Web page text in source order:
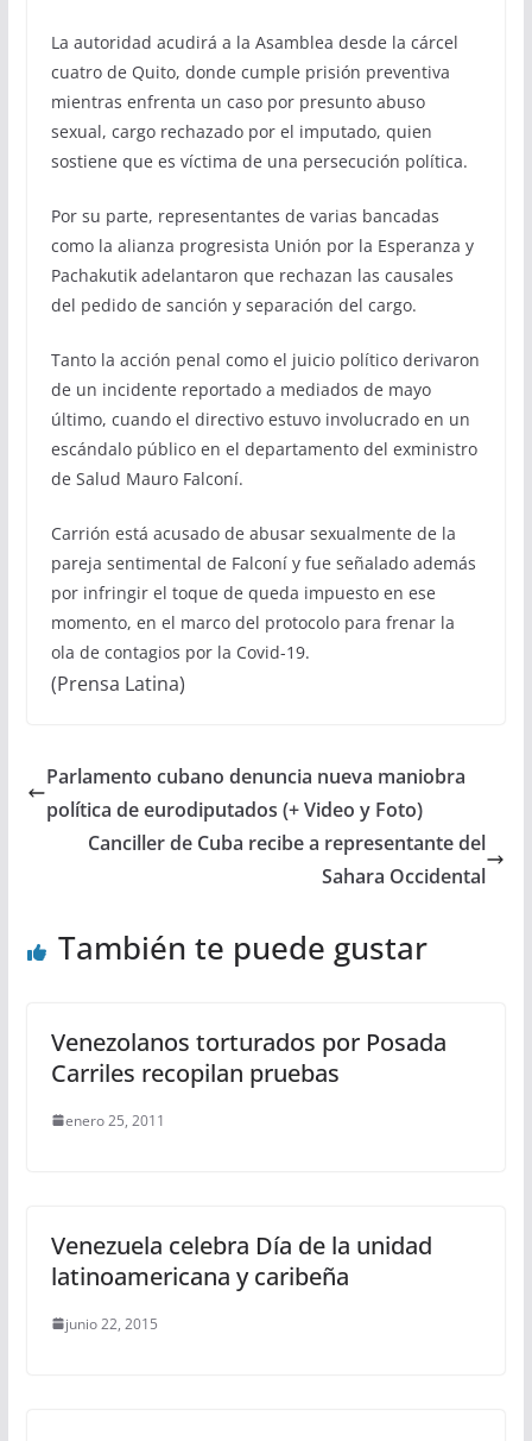
La autoridad acudirá a la Asamblea desde la cárcel
cuatro de Quito, donde cumple prisión preventiva
mientras enfrenta un caso por presunto abuso
sexual, cargo rechazado por el imputado, quien
sostiene que es víctima de una persecución política.
Por su parte, representantes de varias bancadas
como la alianza progresista Unión por la Esperanza y
Pachakutik adelantaron que rechazan las causales
del pedido de sanción y separación del cargo.
Tanto la acción penal como el juicio político derivaron
de un incidente reportado a mediados de mayo
último, cuando el directivo estuvo involucrado en un
escándalo público en el departamento del exministro
de Salud Mauro Falconí.
Carrión está acusado de abusar sexualmente de la
pareja sentimental de Falconí y fue señalado además
por infringir el toque de queda impuesto en ese
momento, en el marco del protocolo para frenar la
ola de contagios por la Covid-19.
(Prensa Latina)
Parlamento cubano denuncia nueva maniobra
política de eurodiputados (+ Video y Foto)
Canciller de Cuba recibe a representante del
Sahara Occidental
También te puede gustar
Venezolanos torturados por Posada
Carriles recopilan pruebas
enero 25, 2011
Venezuela celebra Día de la unidad
latinoamericana y caribeña
junio 22, 2015